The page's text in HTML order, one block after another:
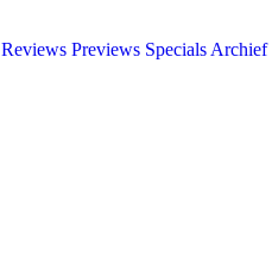
Reviews Previews Specials Archief